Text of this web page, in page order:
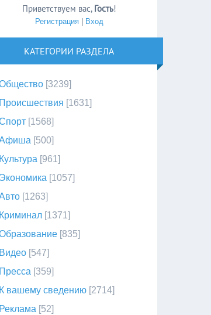
Приветствуем вас, Гость!
Регистрация| Вход
КАТЕГОРИИ РАЗДЕЛА
[3239]
Происшествия [1631]
[1568]
[500]
Культура [961]
Экономика [1057]
[1263]
Криминал [1371]
[835]
Видео [547]
Пресса [359]
К вашему сведению [2714]
Реклама [52]